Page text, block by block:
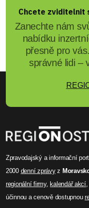
Chcete zviditelnit
Zanechte nám
nabídku
přesně pro
správné lidi –
Zpravodajský a informační
2000 denní zprávyz
regionální firmy, kalendář akcí
účinnou a cenově dostupnou